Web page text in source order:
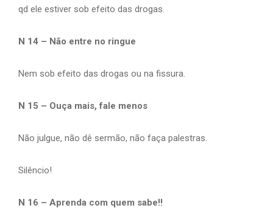
qd ele estiver sob efeito das drogas.
N 14 – Não entre no ringue
Nem sob efeito das drogas ou na fissura.
N 15 – Ouça mais, fale menos
Não julgue, não dê sermão, não faça palestras.
Silêncio!
N 16 – Aprenda com quem sabe!!